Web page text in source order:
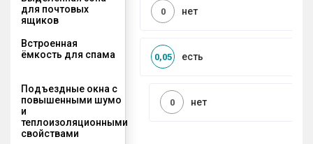
для почтовых
ящиков
нет
0
Встроенная
ёмкость для спама
есть
0,05
Подъездные окна с
повышенными шумо
и
теплоизоляционными
свойствами
нет
0